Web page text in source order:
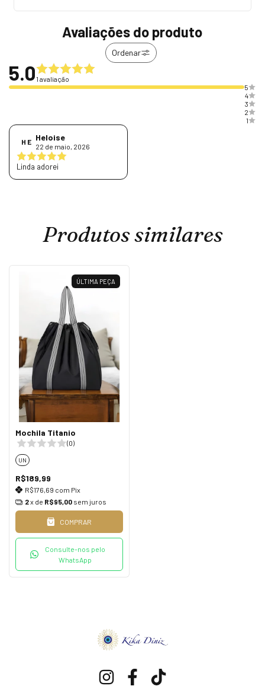
Avaliações do produto
Ordenar
5.01 avaliação
5
4
3
2
1
H E Heloise
22 de maio, 2026
Linda adorei
Produtos similares
ÚLTIMA PEÇA
Mochila Titanio
(0)
UN
R$189,99
R$176,69 com Pix
2x de R$95,00 sem juros
COMPRAR
Consulte-nos pelo
WhatsApp